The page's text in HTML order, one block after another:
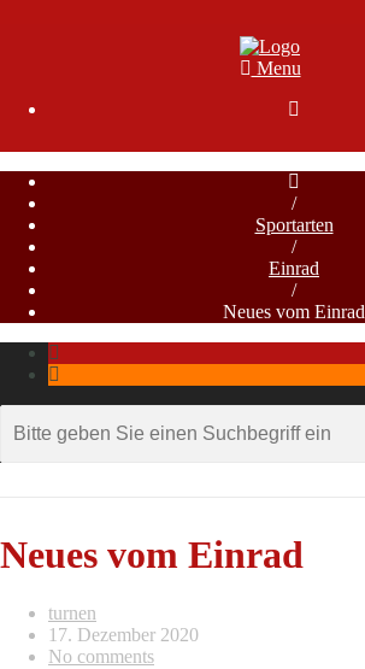
Menu

/
Sportarten
/
Einrad
/
Neues vom Einrad
Neues vom Einrad
turnen
17. Dezember 2020
No comments